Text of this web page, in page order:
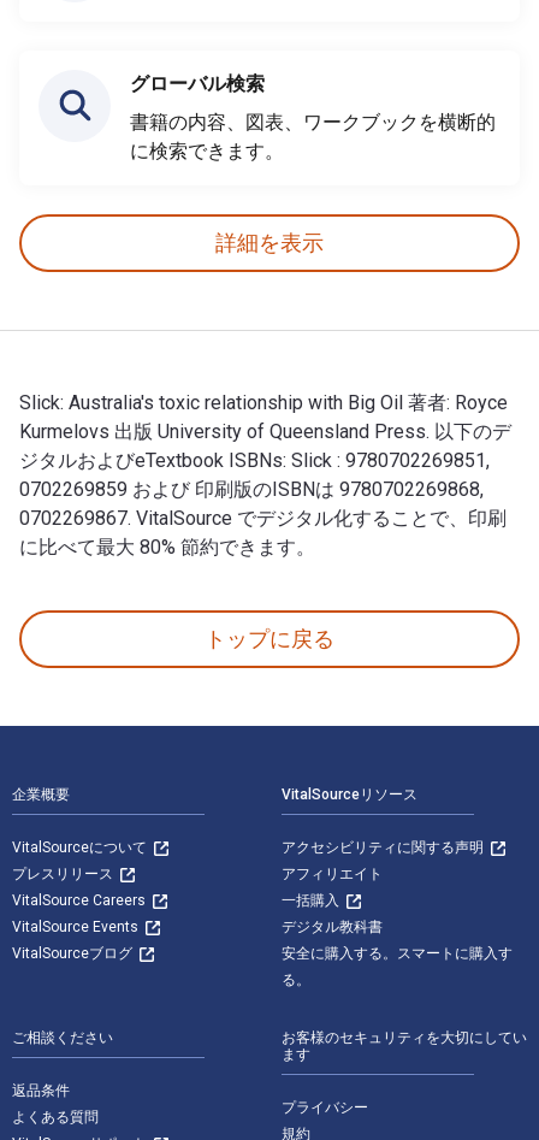
グローバル検索
書籍の内容、図表、ワークブックを横断的
に検索できます。
詳細を表示
Slick: Australia's toxic relationship with Big Oil 著者: Royce
Kurmelovs 出版 University of Queensland Press. 以下のデ
ジタルおよびeTextbook ISBNs: Slick : 9780702269851,
0702269859 および 印刷版のISBNは 9780702269868,
0702269867. VitalSource でデジタル化することで、印刷
に比べて最大 80% 節約できます。
トップに戻る
企業概要
VitalSourceについて
プレスリリース
VitalSource Careers
VitalSource Events
VitalSourceブログ
VitalSourceリソース
アクセシビリティに関する声明
アフィリエイト
一括購入
デジタル教科書
安全に購入する。スマートに購入す
る。
ご相談ください
返品条件
よくある質問
お客様のセキュリティを大切にしてい
ます
プライバシー
規約